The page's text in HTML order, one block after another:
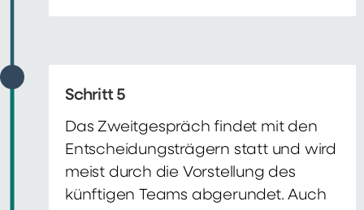
Schritt 5
Das Zweitgespräch findet mit den
Entscheidungsträgern statt und wird
meist durch die Vorstellung des
künftigen Teams abgerundet. Auch